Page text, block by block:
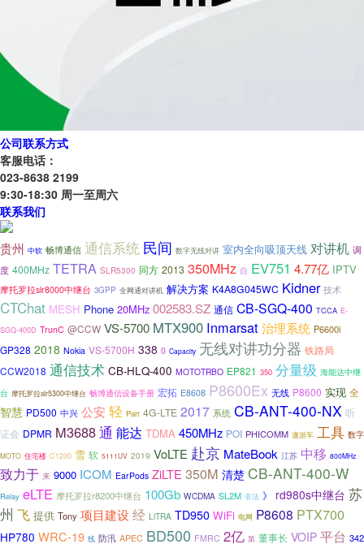
公司联系方式
客服电话：
023-8638 2199
9:30-18:30 周一至周六
联系我们
贵州 中软 畅博通信 通信系统 民间 数字无线对讲 室内全向吸顶天线 对讲机 调
度 400MHz TETRA SLR5300 同方 2013 350MHz 自 EV751 4.77亿 IPTV
摩托罗拉slr8000中继台 3GPP 全网通对讲机 解决方案 K4A8G045WC Kidner 技术
CTChat MESH Phone 20MHz 002583.SZ 通信 CB-SGQ-400 TCCA E-
SGQ-400D TrunC @CCW VS-5700 MTX900 Inmarsat治理系统 P6600i
GP328 2018 Nokia VS-5700H 338 0 Capacity 无线对讲功分器 铁路局
CCW2018 通信技术 CB-HLQ-400 MOTOTRBO EP821 350 分量级 海能达中继
台 摩托罗拉slr5300中继台 畅博通信设备手册 宏拓 E8608 P8600Ex 无线 P8600 实现 全
智慧 PD500 中兴 公安 轻 Part 4G-LTE 2017 系统 CB-ANT-400-NX 听
证会 DPMR M3688通 能达 TDMA 450MHz POI PHICOMM 遨游车 工具 数字
MOTO 住宅楼 C1200 雪 软 5111UV 2019 VoLTE 赴京 MateBook 江苏 中移 800MHz
致力于 来 9000 ICOM EarPods ZiLTE 350M 清楚 CB-ANT-400-W
Relay eLTE 摩托罗拉r8200中继台 100Gb WCDMA SL2M 非法 》 rd980s中继台 苏
州 飞 提供 Tony 项目建设经 LiTRA TD950 WiFi 电网 P8608 PTX700
HP780 WRC-19 线 防汛 APEC BD500 FMRC 2亿 第 董事长 VOIP 平台 342